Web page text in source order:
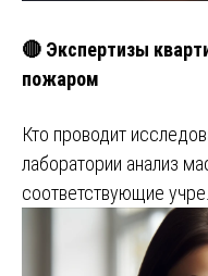
🔴 Экспертизы
пожаром
Кто проводит
лаборатории анализ
соответствующие учре…